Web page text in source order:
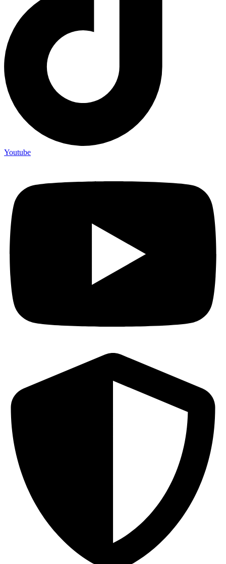
Youtube